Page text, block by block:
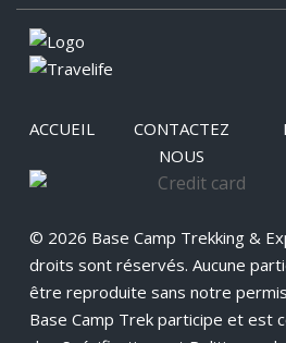
ACCUEIL
CONTACTEZ
NOUS
© 2026 Base Camp Trekking &
droits sont réservés. Aucune
être reproduite sans notre
Base Camp Trek participe et est